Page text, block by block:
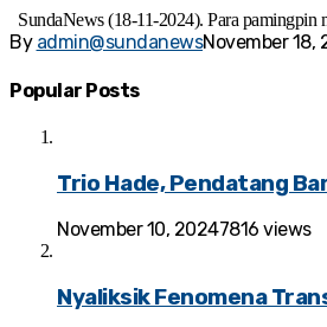
SundaNews (18-11-2024). Para
By admin@sundanewsNovember 18,
Popular Posts
Trio Hade, Pendatang
November 10, 20247816 views
Nyaliksik Fenomena